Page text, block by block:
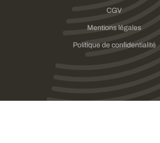
CGV
Mentions légales
Politique de confidentialité